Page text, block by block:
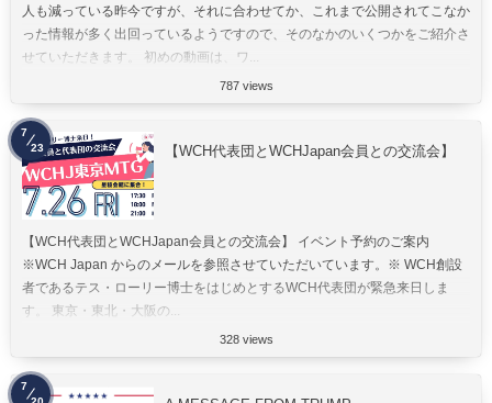
人も減っている昨今ですが、それに合わせてか、これまで公開されてこなか
った情報が多く出回っているようですので、そのなかのいくつかをご紹介さ
せていただきます。 初めの動画は、ワ...
787 views
【WCH代表団とWCHJapan会員との交流会】
【WCH代表団とWCHJapan会員との交流会】 イベント予約のご案内
※WCH Japan からのメールを参照させていただいています。※ WCH創設
者であるテス・ローリー博士をはじめとするWCH代表団が緊急来日しま
す。 東京・東北・大阪の...
328 views
7
23
7